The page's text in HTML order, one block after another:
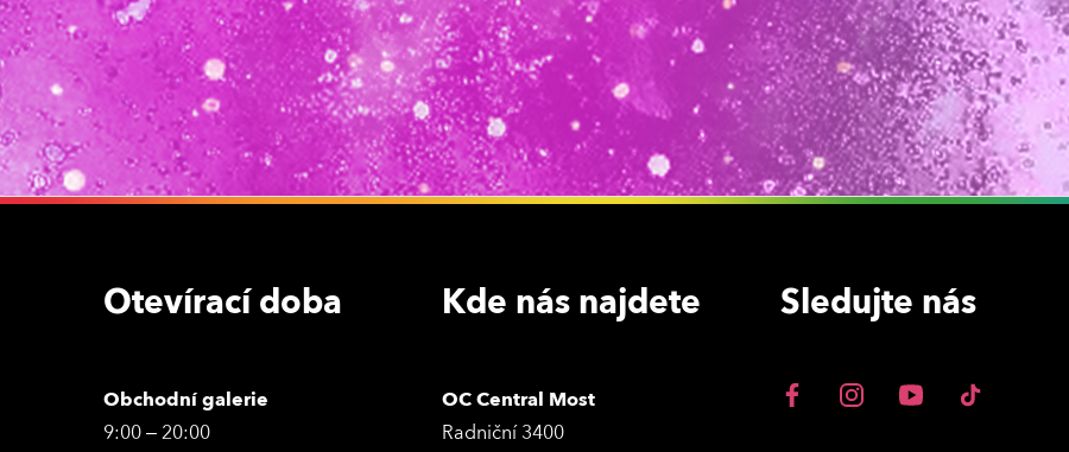
Otevírací doba
Obchodní galerie
9:00 – 20:00
Kde nás najdete
OC Central Most
Radniční 3400
Sledujte nás